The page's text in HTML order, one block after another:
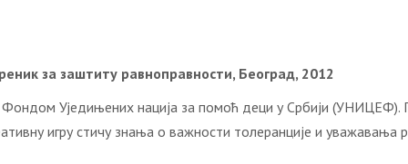
за заштиту равноправности, Београд, 2012
Уједињених нација за помоћ деци у Србији (УНИЦЕФ).
игру стичу знања о важности толеранције и уважавања